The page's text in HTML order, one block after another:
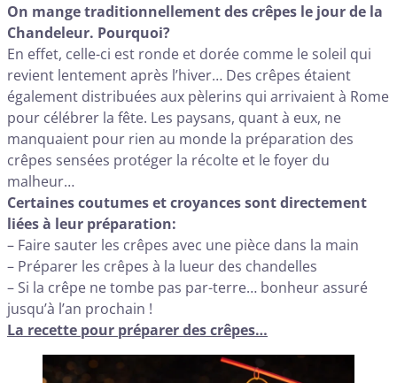
On mange traditionnellement des crêpes le jour de la
Chandeleur. Pourquoi?
En effet, celle-ci est ronde et dorée comme le soleil qui
revient lentement après l’hiver… Des crêpes étaient
également distribuées aux pèlerins qui arrivaient à Rome
pour célébrer la fête. Les paysans, quant à eux, ne
manquaient pour rien au monde la préparation des
crêpes sensées protéger la récolte et le foyer du
malheur…
Certaines coutumes et croyances sont directement
liées à leur préparation:
– Faire sauter les crêpes avec une pièce dans la main
– Préparer les crêpes à la lueur des chandelles
– Si la crêpe ne tombe pas par-terre… bonheur assuré
jusqu’à l’an prochain !
La recette pour préparer des crêpes…